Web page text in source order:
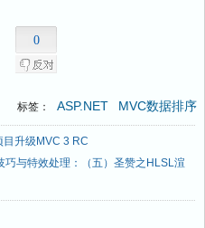
0
标签： ASP.NET MVC数据排序
目升级MVC 3 RC
与特效处理：（五）圣赞之HLSL渲